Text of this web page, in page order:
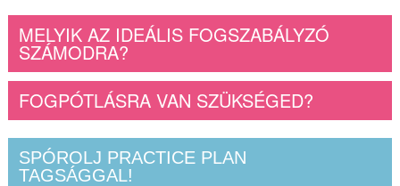
MELYIK AZ IDEÁLIS FOGSZABÁLYZÓ
SZÁMODRA?
FOGPÓTLÁSRA VAN SZÜKSÉGED?
SPÓROLJ PRACTICE PLAN
TAGSÁGGAL!